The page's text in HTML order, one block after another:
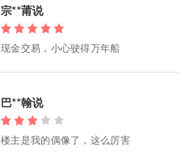
宗**莆说
现金交易，小心驶得万年船
巴**翰说
楼主是我的偶像了，这么厉害